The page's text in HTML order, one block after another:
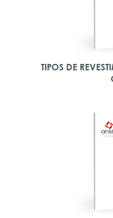
TIPOS DE